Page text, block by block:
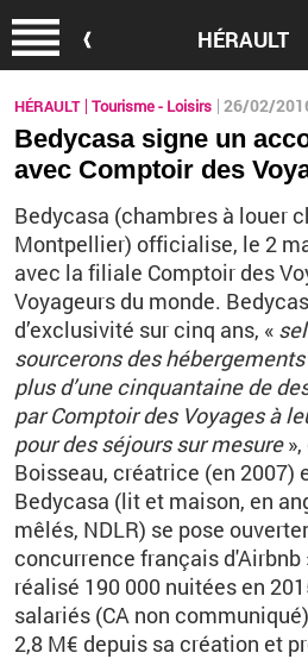
HÉRAULT
HÉRAULT Tourisme - Loisirs 26/02/
Bedycasa signe un
avec Comptoir des
Bedycasa (chambres à louer
Montpellier) officialise, le 2
avec la filiale Comptoir des
Voyageurs du monde.
d’exclusivité sur cinq ans, «
sourcerons des
plus d’une cinquantaine de
par Comptoir des Voyages à
pour des séjours sur mesure»,
Boisseau, créatrice (en 2007)
Bedycasa (lit et maison, en
mêlés, NDLR) se pose
concurrence français d'Airbnb
réalisé 190 000 nuitées en
salariés (CA non
2,8 M€ depuis sa création et